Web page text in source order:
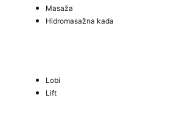
Masaža
Hidromasažna kada
Lobi
Lift